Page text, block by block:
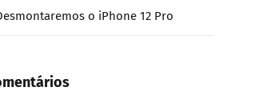
o iPhone 12 Pro